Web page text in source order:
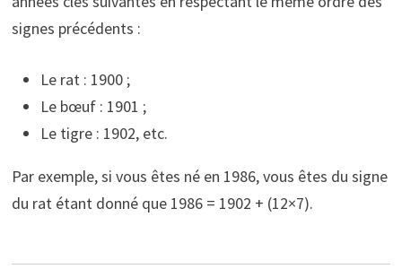
signes précédents :
Le rat : 1900 ;
Le bœuf : 1901 ;
Le tigre : 1902, etc.
Par exemple, si vous êtes né en 1986, vous êtes du signe
du rat étant donné que 1986 = 1902 + (12×7).